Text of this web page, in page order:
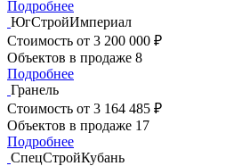
Подробнее
ЮгСтройИмпериал
Стоимость от 3 200 000 ₽
Объектов в продаже 8
Подробнее
Гранель
Стоимость от 3 164 485 ₽
Объектов в продаже 17
Подробнее
СпецСтройКубань